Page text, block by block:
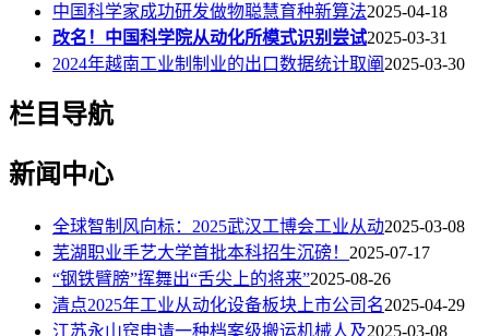
中国科学家成功研发做物聪慧育种新算法2025-04-18
改名！中国科学院从动化所模式识别尝试2025-03-31
2024年越南工业制制业的出口数据统计取阐 2025-03-30
栏目导航
新闻中心
全球智制风向标：2025武汉工博会工业从动2025-03-08
芜湖职业手艺大学首批本科招生沉磅！ 2025-07-17
“钢铁臂膀”挥舞出“舌尖上的将来”2025-08-26
清点2025年工业从动化设备板块上市公司名2025-04-29
江苏永山窍申请一种档案级搬运机械人及2025-03-08